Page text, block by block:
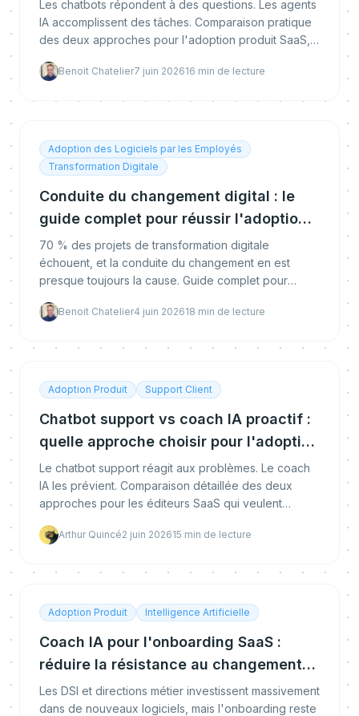
Les chatbots répondent à des questions. Les agents
IA accomplissent des tâches. Comparaison pratique
des deux approches pour l'adoption produit SaaS,
d'implémentation.
Benoit Chatelier7 juin 202616 min de lecture
Adoption des Logiciels par les Employés
Transformation Digitale
Conduite du changement digital : le
guide complet pour réussir l'adoption
logicielle en entreprise
70 % des projets de transformation digitale
échouent, et la conduite du changement en est
presque toujours la cause. Guide complet pour
Benoit Chatelier4 juin 202618 min de lecture
Adoption Produit Support Client
Chatbot support vs coach IA proactif :
quelle approche choisir pour l'adoption
SaaS ?
Le chatbot support réagit aux problèmes. Le coach
IA les prévient. Comparaison détaillée des deux
approches pour les éditeurs SaaS qui veulent
Arthur Quincé2 juin 202615 min de lecture
Adoption Produit Intelligence Artificielle
Coach IA pour l'onboarding SaaS :
réduire la résistance au changement
et accélérer l'adoption
Les DSI et directions métier investissent massivement
dans de nouveaux logiciels, mais l'onboarding reste